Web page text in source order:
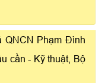
QNCN Phạm Đình
cần - Kỹ thuật, Bộ